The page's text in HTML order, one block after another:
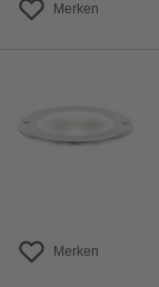
Merken
Merken